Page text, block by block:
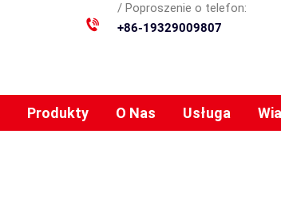
/ Poproszenie o telefon:
+86-19329009807
Produkty O Nas Usługa